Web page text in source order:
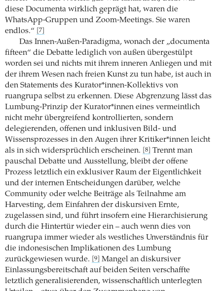
diese Documenta wirklich geprägt hat, waren die
WhatsApp-Gruppen und Zoom-Meetings. Sie waren
endlos.“
[7]
Das Innen-Außen-Paradigma, wonach der „documenta
fifteen“ die Debatte lediglich von außen übergestülpt
worden sei und nichts mit ihrem inneren Anliegen und mit
der ihrem Wesen nach freien Kunst zu tun habe, ist auch in
den Statements des Kurator*innen-Kollektivs von
ruangrupa selbst zu erkennen. Diese Abgrenzung lässt das
Lumbung-Prinzip der Kurator*innen eines vermeintlich
nicht mehr übergreifend kontrollierten, sondern
delegierenden, offenen und inklusiven Bild- und
Wissensprozesses in den Augen ihrer Kritiker*innen leicht
als in sich widersprüchlich erscheinen.
[8]
Trennt man
pauschal Debatte und Ausstellung, bleibt der offene
Prozess letztlich ein exklusiver Raum der Eigentlichkeit
und der internen Entscheidungen darüber, welche
Community oder welche Beiträge als Teilnahme am
Harvesting, dem Einfahren der diskursiven Ernte,
zugelassen sind, und führt insofern eine Hierarchisierung
durch die Hintertür wieder ein – auch wenn dies von
ruangrupa immer wieder als westliches Unverständnis für
die indonesischen Implikationen des Lumbung
zurückgewiesen wurde.
[9]
Mangel an diskursiver
Einlassungsbereitschaft auf beiden Seiten verschaffte
letztlich generalisierenden, wissenschaftlich unterlegten